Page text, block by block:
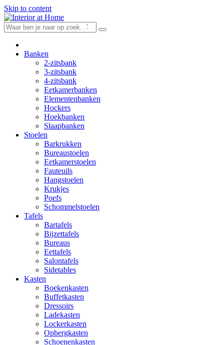
Skip to content
Banken
2-zitsbank
3-zitsbank
4-zitsbank
Eetkamerbanken
Elementenbanken
Hockers
Hoekbanken
Slaapbanken
Stoelen
Barkrukken
Bureaustoelen
Eetkamerstoelen
Fauteuils
Hangstoelen
Krukjes
Poefs
Schommelstoelen
Tafels
Bartafels
Bijzettafels
Bureaus
Eettafels
Salontafels
Sidetables
Kasten
Boekenkasten
Buffetkasten
Dressoirs
Ladekasten
Lockerkasten
Opbergkasten
Schoenenkasten